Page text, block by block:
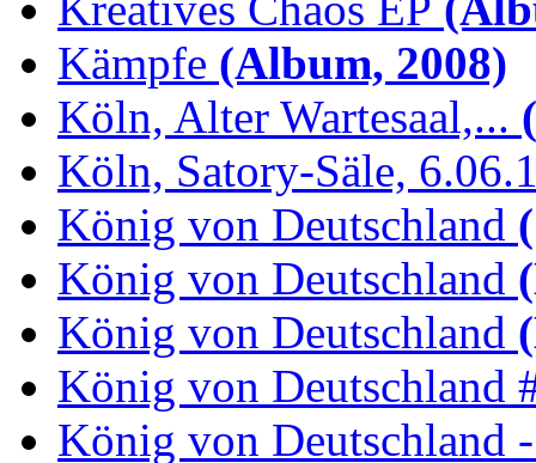
Kämpfe (Album, 2008)
Köln, Alter Wartesaal,...
Köln, Satory-Säle,
König von Deutschland
König von Deutschland
König von Deutschland
König von Deutschland
König von Deutschland